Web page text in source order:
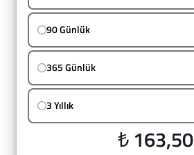
90 Günlük
365 Günlük
3 Yıllık
₺ 163,50